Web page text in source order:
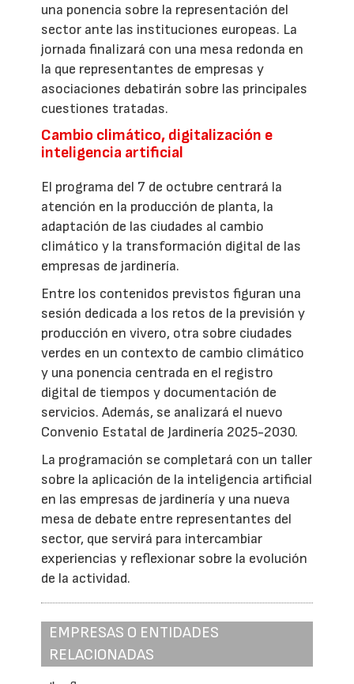
una ponencia sobre la representación del
sector ante las instituciones europeas. La
jornada finalizará con una mesa redonda en
la que representantes de empresas y
asociaciones debatirán sobre las principales
cuestiones tratadas.
Cambio climático, digitalización e
inteligencia artificial
El programa del 7 de octubre centrará la
atención en la producción de planta, la
adaptación de las ciudades al cambio
climático y la transformación digital de las
empresas de jardinería.
Entre los contenidos previstos figuran una
sesión dedicada a los retos de la previsión y
producción en vivero, otra sobre ciudades
verdes en un contexto de cambio climático
y una ponencia centrada en el registro
digital de tiempos y documentación de
servicios. Además, se analizará el nuevo
Convenio Estatal de Jardinería 2025-2030.
La programación se completará con un taller
sobre la aplicación de la inteligencia artificial
en las empresas de jardinería y una nueva
mesa de debate entre representantes del
sector, que servirá para intercambiar
experiencias y reflexionar sobre la evolución
de la actividad.
EMPRESAS O ENTIDADES
RELACIONADAS